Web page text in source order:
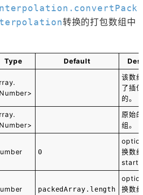
转换的打包数组中
Type Default
该数
了插
的。
原始
组。
0
换数
packedArray.length
换数